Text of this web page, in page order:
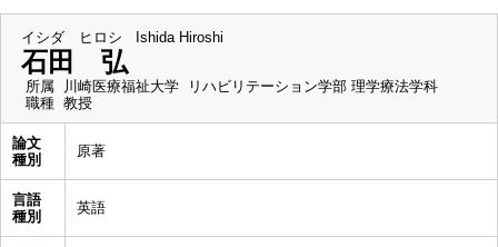
イシダ ヒロシ Ishida Hiroshi
石田 弘
所属
川崎医療福祉大学 リハビリテーション学部 理学療法学科
職種 教授
論文
種別
原著
言語
種別
英語